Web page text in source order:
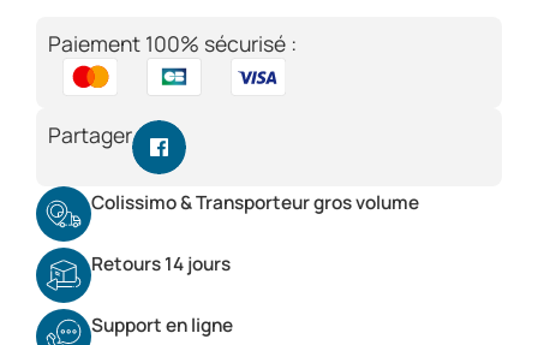
Paiement 100% sécurisé :
Partager
Colissimo & Transporteur gros volume
Retours 14 jours
Support en ligne